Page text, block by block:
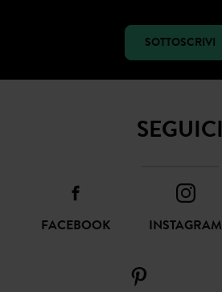
SOTTOSCRIVI
SEGUICI
FACEBOOK INSTAGRAM